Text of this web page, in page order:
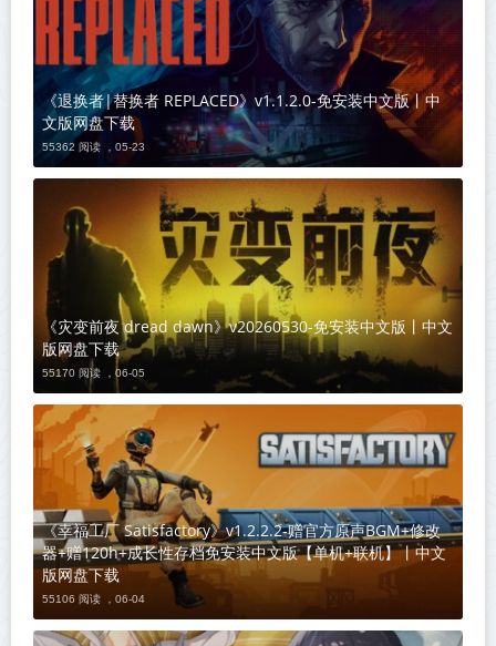
《退换者|替换者 REPLACED》v1.1.2.0-免安装中文版丨中
文版网盘下载
55362 阅读 ， 05-23
《灾变前夜 dread dawn》v20260530-免安装中文版丨中文
版网盘下载
55170 阅读 ， 06-05
《幸福工厂 Satisfactory》v1.2.2.2-赠官方原声BGM+修改
器+赠120h+成长性存档免安装中文版【单机+联机】丨中文
版网盘下载
55106 阅读 ， 06-04